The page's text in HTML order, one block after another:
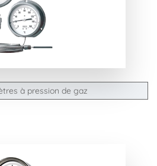
à pression de gaz